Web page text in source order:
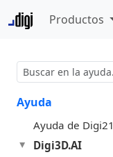
Productos
Ayuda
Ayuda de Digi21
Digi3D.AI